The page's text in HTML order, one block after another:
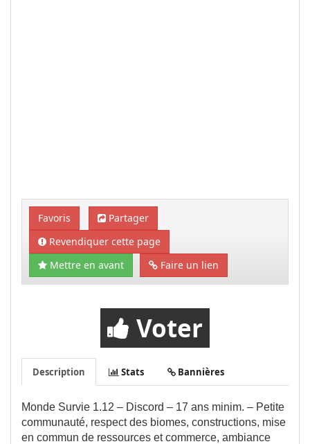
Favoris
Partager
Revendiquer cette page
Mettre en avant
Faire un lien
Voter
Description Stats Bannières
Monde Survie 1.12 – Discord – 17 ans minim. – Petite
communauté, respect des biomes, constructions, mise
en commun de ressources et commerce, ambiance